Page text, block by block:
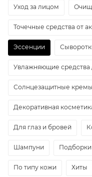
Уход за лицом
Точечные средства от
Эссенции
Увлажняющие средства
Солнцезащитные
Декоративная
Для глаз и бровей
Шампуни Подборки
По типу кожи Хиты